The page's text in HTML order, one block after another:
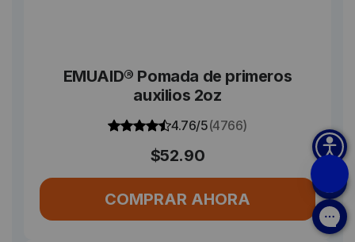
EMUAID® Pomada de primeros
auxilios 2oz
4.76/5(4766)
$52.90
COMPRAR AHORA